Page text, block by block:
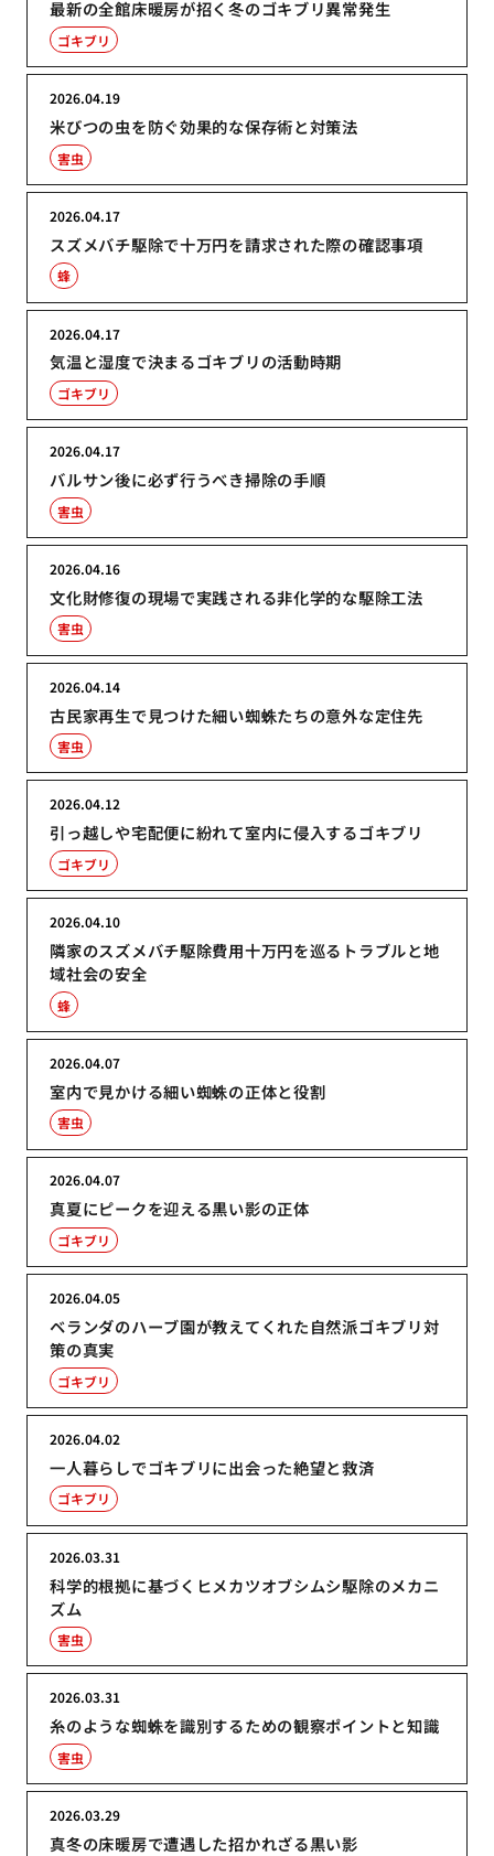
最新の全館床暖房が招く冬のゴキブリ異常発生
ゴキブリ
米びつの虫を防ぐ効果的な保存術と対策法
2026.04.19
害虫
スズメバチ駆除で十万円を請求された際の確認事項
2026.04.17
蜂
気温と湿度で決まるゴキブリの活動時期
2026.04.17
ゴキブリ
バルサン後に必ず行うべき掃除の手順
2026.04.17
害虫
文化財修復の現場で実践される非化学的な駆除工法
2026.04.16
害虫
古民家再生で見つけた細い蜘蛛たちの意外な定住先
2026.04.14
害虫
引っ越しや宅配便に紛れて室内に侵入するゴキブリ
2026.04.12
ゴキブリ
隣家のスズメバチ駆除費用十万円を巡るトラブルと地
域社会の安全
2026.04.10
蜂
室内で見かける細い蜘蛛の正体と役割
2026.04.07
害虫
真夏にピークを迎える黒い影の正体
2026.04.07
ゴキブリ
ベランダのハーブ園が教えてくれた自然派ゴキブリ対
策の真実
2026.04.05
ゴキブリ
一人暮らしでゴキブリに出会った絶望と救済
2026.04.02
ゴキブリ
科学的根拠に基づくヒメカツオブシムシ駆除のメカニ
ズム
2026.03.31
害虫
糸のような蜘蛛を識別するための観察ポイントと知識
2026.03.31
害虫
真冬の床暖房で遭遇した招かれざる黒い影
2026.03.29